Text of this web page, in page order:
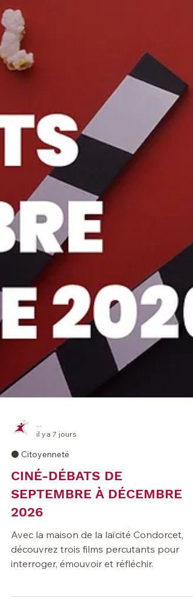
il y a 7 jours
⚫️ Citoyenneté
CINÉ-DÉBATS DE
SEPTEMBRE À DÉCEMBRE
2026